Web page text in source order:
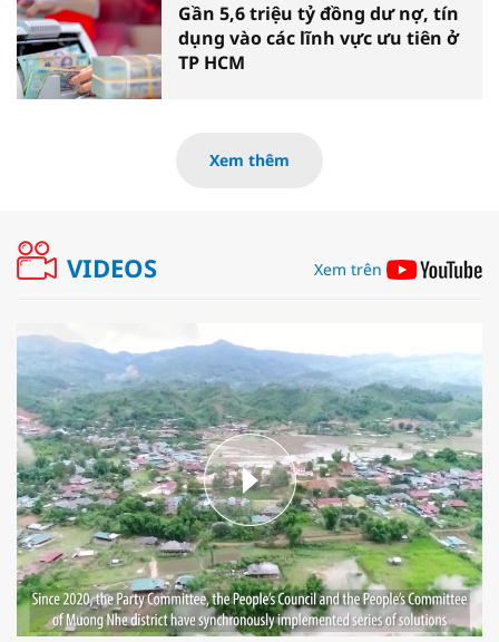
Gần 5,6 triệu tỷ đồng dư nợ, tín
dụng vào các lĩnh vực ưu tiên ở
TP HCM
Xem thêm
VIDEOS Xem trên